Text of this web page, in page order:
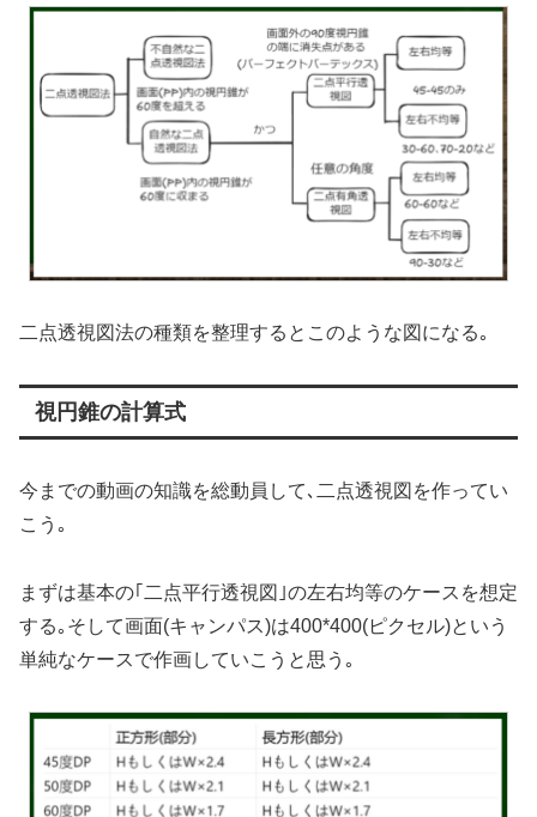
二点透視図法の種類を整理するとこのような図になる｡
視円錐の計算式
今までの動画の知識を総動員して､二点透視図を作ってい
こう｡
まずは基本の｢二点平行透視図｣の左右均等のケースを想定
する｡そして画面(キャンパス)は400*400(ピクセル)という
単純なケースで作画していこうと思う｡